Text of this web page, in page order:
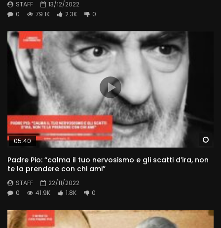
STAFF
13/12/2022
0
79.1K 2.3K 0
05:40
Padre Pio: “calma il tuo nervosismo e gli scatti d’ira, non
te la prendere con chi ami”
STAFF
22/11/2022
0
41.9K 1.8K 0